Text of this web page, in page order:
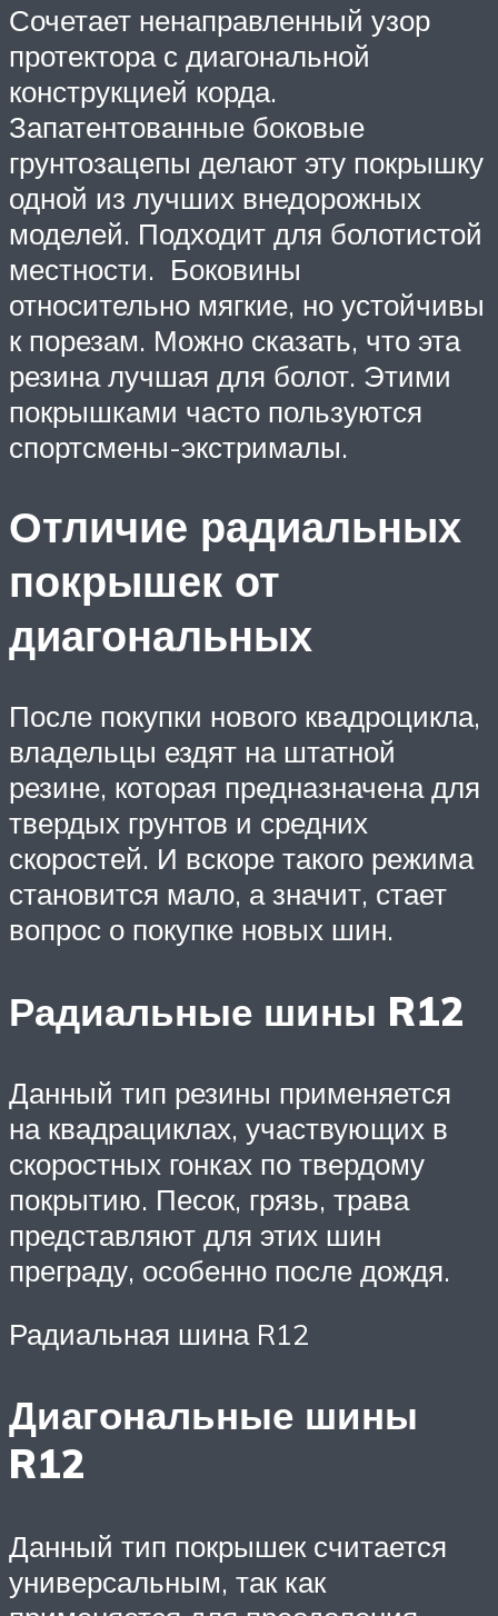
Сочетает ненаправленный узор
протектора с диагональной
конструкцией корда.
Запатентованные боковые
грунтозацепы делают эту покрышку
одной из лучших внедорожных
моделей. Подходит для болотистой
местности. Боковины
относительно мягкие, но устойчивы
к порезам. Можно сказать, что эта
резина лучшая для болот. Этими
покрышками часто пользуются
спортсмены-экстрималы.
Отличие радиальных
покрышек от
диагональных
После покупки нового квадроцикла,
владельцы ездят на штатной
резине, которая предназначена для
твердых грунтов и средних
скоростей. И вскоре такого режима
становится мало, а значит, стает
вопрос о покупке новых шин.
Радиальные шины R12
Данный тип резины применяется
на квадрациклах, участвующих в
скоростных гонках по твердому
покрытию. Песок, грязь, трава
представляют для этих шин
преграду, особенно после дождя.
Радиальная шина R12
Диагональные шины
R12
Данный тип покрышек считается
универсальным, так как